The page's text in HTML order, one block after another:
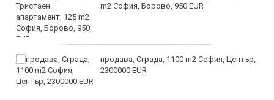
m2 София, Борово, 950 EUR
продава, Сграда, 1100 m2 София, Център,
2300000 EUR